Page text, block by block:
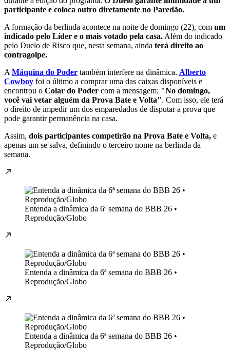
participante e coloca outro diretamente no Paredão.
A formação da berlinda acontece na noite de domingo (22), com um
indicado pelo Líder e o mais votado pela casa. Além do indicado
pelo Duelo de Risco que, nesta semana, ainda terá direito ao
contragolpe.
A Máquina do Poder também interfere na dinâmica. Alberto
Cowboy foi o último a comprar uma das caixas disponíveis e
encontrou o Colar do Poder com a mensagem: "No domingo,
você vai vetar alguém da Prova Bate e Volta". Com isso, ele terá
o direito de impedir um dos emparedados de disputar a prova que
pode garantir permanência na casa.
Assim, dois participantes competirão na Prova Bate e Volta, e
apenas um se salva, definindo o terceiro nome na berlinda da
semana.
Entenda a dinâmica da 6ª semana do BBB 26 •
Reprodução/Globo
Entenda a dinâmica da 6ª semana do BBB 26 •
Reprodução/Globo
Entenda a dinâmica da 6ª semana do BBB 26 •
Reprodução/Globo